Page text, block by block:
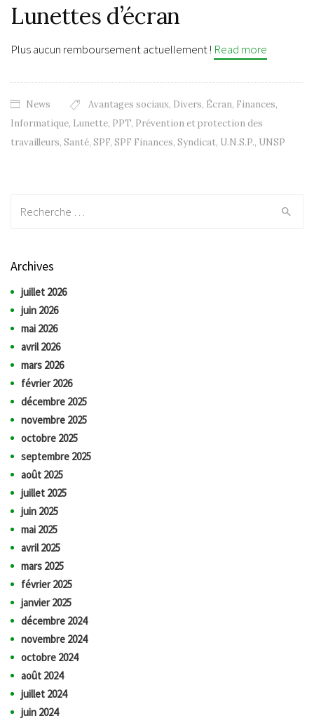
Lunettes d’écran
Plus aucun remboursement actuellement ! Read more
News Avantages sociaux, Divers, Écran, Finances,
Informatique, Lunette, PPT, Prévention et protection des
travailleurs, Santé, SPF, SPF Finances, Syndicat, U.N.S.P., UNSP
Archives
juillet 2026
juin 2026
mai 2026
avril 2026
mars 2026
février 2026
décembre 2025
novembre 2025
octobre 2025
septembre 2025
août 2025
juillet 2025
juin 2025
mai 2025
avril 2025
mars 2025
février 2025
janvier 2025
décembre 2024
novembre 2024
octobre 2024
août 2024
juillet 2024
juin 2024